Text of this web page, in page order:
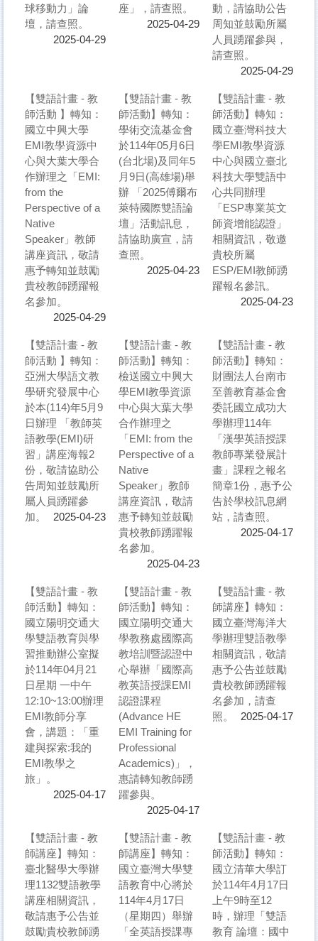
球移動力」論
壇，請查照。
2025-04-29
座」，請查照。
2025-04-29
動，請協助公告
周知並鼓勵所屬
人員踴躍參與，
請查照。
2025-04-29
【雙語計畫 - 教
師活動 】轉知：
國立中興大學
EMI教學資源中
心與大葉大學合
作辦理之「EMI:
from the
Perspective of a
Native
Speaker」教師
講座資訊，敬請
惠予轉知並鼓勵
貴校教師踴躍報
名參加。
2025-04-29
【雙語計畫 - 教
師活動】轉知：
學術交流基金會
於114年05月6日
(台北場)及同年5
月9日(高雄場)舉
辦 「2025傅爾布
萊特國際雙語論
壇」活動訊息，
請協助廣宣，請
查照。
2025-04-23
【雙語計畫 - 教
師活動】轉知：
國立臺灣科技大
學EMI教學資源
中心與國立臺北
科技大學雙語中
心共同辦理
「ESP專業英文
師資增能認證」
相關資訊，敬邀
貴校所屬
ESP/EMI教師踴
躍報名參訊。
2025-04-23
【雙語計畫 - 教
師活動 】轉知：
亞洲大學語文教
學研究發展中心
於本(114)年5月9
日辦理 「教師英
語教學(EMI)研
習」講座海報2
份，敬請協助公
告周知並鼓勵所
屬人員踴躍參
加。
2025-04-23
【雙語計畫 - 教
師活動】轉知：
檢送國立中興大
學EMI教學資源
中心與大葉大學
合作辦理之
「EMI: from the
Perspective of a
Native
Speaker」教師
講座資訊，敬請
惠予轉知並鼓勵
貴校教師踴躍報
名參加。
2025-04-23
【雙語計畫 - 教
師活動】轉知：
財團法人台南市
至善教育基金會
委託國立成功大
學辦理114年
「漢學英語授課
教師專業發展計
畫」課程之報名
簡章1份，惠予公
告於學校訊息網
站，請查照。
2025-04-17
【雙語計畫 - 教
師活動】轉知：
國立陽明交通大
學雙語教育與學
習推動辦公室擬
於114年04月21
日星期 一中午
12:10~13:00辦理
EMI教師分享
會，講題：「重
建與探索:我的
EMI教學之
旅」。
2025-04-17
【雙語計畫 - 教
師活動】轉知：
國立陽明交通大
學教務處國際高
教培訓暨認證中
心舉辦「國際高
教英語授課EMI
認證課程
(Advance HE
EMI Training for
Professional
Academics)」，
惠請轉知教師踴
躍參與。
2025-04-17
【雙語計畫 - 教
師講座】轉知：
國立臺灣海洋大
學辦理雙語教學
相關資訊，敬請
惠予公告並鼓勵
貴校教師踴躍報
名參加，請查
照。
2025-04-17
【雙語計畫 - 教
師講座】轉知：
臺北醫學大學辦
理1132雙語教學
講座相關資訊，
敬請惠予公告並
鼓勵貴校教師踴
【雙語計畫 - 教
師講座】轉知：
國立臺灣大學雙
語教育中心將於
114年4月17日
（星期四）舉辦
「全英語授課專
【雙語計畫 - 教
師活動】轉知：
國立清華大學訂
於114年4月17日
上午9時至12
時，辦理「雙語
教育 論壇：國中